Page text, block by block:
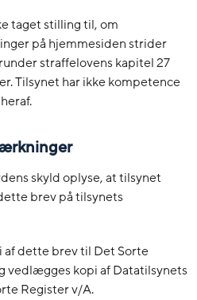
taget stilling til, om
på hjemmesiden strider
straffelovens kapitel 27
Tilsynet har ikke kompetence
skyld oplyse, at tilsynet
brev på tilsynets
af dette brev til Det Sorte
vedlægges kopi af Datatilsynets
Register v/A.